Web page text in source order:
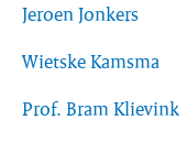
Jeroen Jonkers
Wietske Kamsma
Prof. Bram Klievink